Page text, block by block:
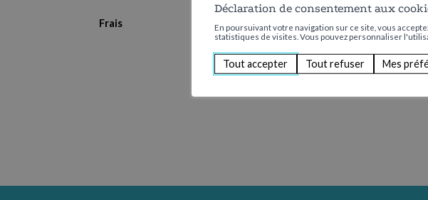
Frais CHF 5.00 pour
Déclaration de consentement aux
En poursuivant votre navigation sur ce site, vous
statistiques de visites. Vous pouvez personnaliser
Tout accepter Tout refuser Mes